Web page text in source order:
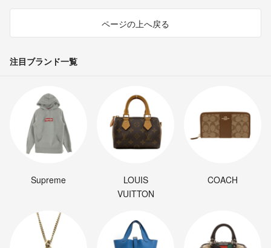
ページの上へ戻る
注目ブランド一覧
Supreme
LOUIS
VUITTON
COACH